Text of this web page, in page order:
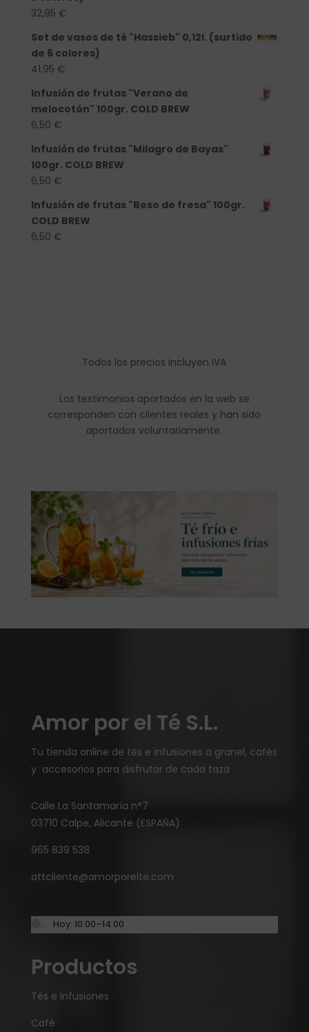
32,95 €
Set de vasos de té "Hassieb" 0,12l. (surtido
de 6 colores)
41,95 €
Infusión de frutas "Verano de
melocotón" 100gr. COLD BREW
6,50 €
Infusión de frutas "Milagro de Bayas"
100gr. COLD BREW
6,50 €
Infusión de frutas "Beso de fresa" 100gr.
COLD BREW
6,50 €
Todos los precios incluyen IVA
Los testimonios aportados en la web se
corresponden con clientes reales y han sido
aportados voluntariamente.
Amor por el Té S.L.
Tu tienda online de tés e infusiones a granel, cafés
y accesorios para disfrutar de cada taza
Calle La Santamaría n°7
03710 Calpe, Alicante (ESPAÑA)
965 839 538
attcliente@amorporelte.com
… · Hoy: 10:00–14:00
Productos
Tés e Infusiones
Café